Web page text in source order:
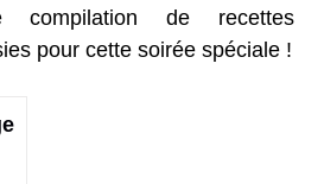
de recettes
pour cette soirée spéciale !